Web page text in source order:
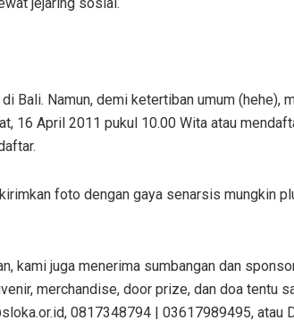
Bali. Namun, demi ketertiban umum (hehe),
16 April 2011 pukul 10.00 Wita atau
foto dengan gaya senarsis mungkin
kami juga menerima sumbangan dan
merchandise, door prize, dan doa tentu
0817348794 | 03617989495, atau